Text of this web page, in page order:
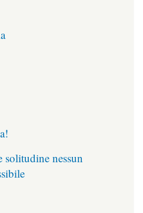
solitudine nessun